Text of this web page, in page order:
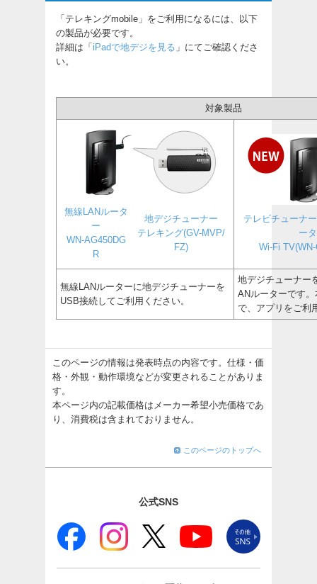
「テレキングmobile」をご利用になるには、以下
の製品が必要です。
詳細は「iPadで地デジを見る 」にてご確認くださ
い。
対象製品
無線LANルータ
ー
WN-AG450DG
R
地デジチューナー
テレキング(GV-MVP/
FZ)
テレビチューナ
ー
Wi-Fi
無線LANルーターに地デジチューナーを
USB接続してご利用ください。
地デジチューナー
ANルーターです
で、アプリをご利
このページの情報は発表時点の内容です。仕様・価
格・外観・動作環境などが変更されることがありま
す。
本ページ内の記載価格はメーカー希望小売価格であ
り、消費税は含まれておりません。
このページのトップへ
公式SNS